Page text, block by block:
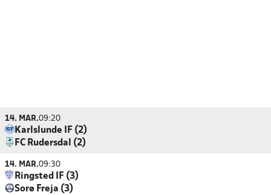
14. MAR.09:20
Karlslunde IF (2)
FC Rudersdal (2)
14. MAR.09:30
Ringsted IF (3)
Sorø Freja (3)